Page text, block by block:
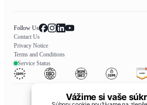
Follow Us
Contact Us
Privacy Notice
Terms and Conditions
Service Status
Vážime si vaše